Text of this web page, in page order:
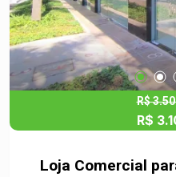
R$
R$
Loja Comercial